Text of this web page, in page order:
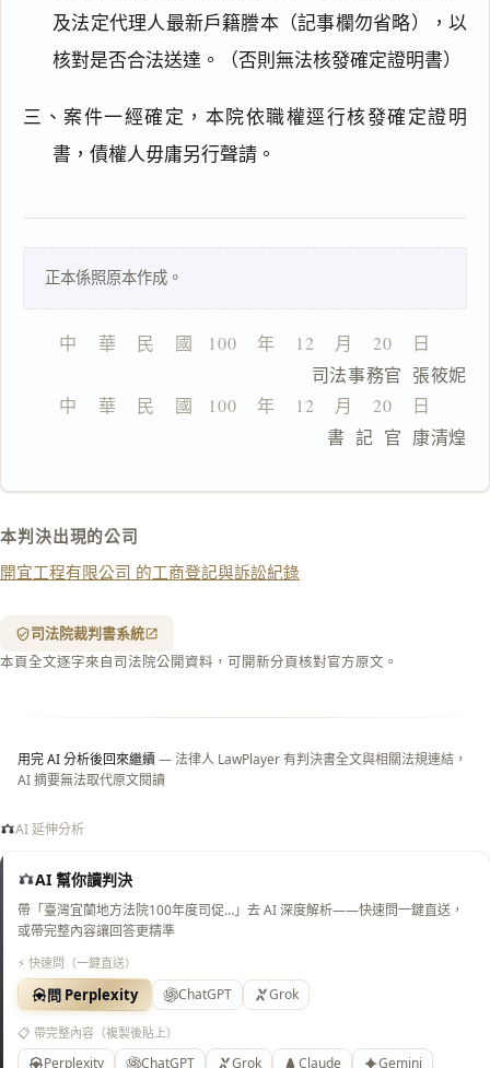
及法定代理人最新戶籍謄本（記事欄勿省略），以
核對是否合法送達。（否則無法核發確定證明書）
三、案件一經確定，本院依職權逕行核發確定證明
書，債權人毋庸另行聲請。
正本係照原本作成。
中    華    民    國   100    年    12    月    20    日
                      司法事務官  張筱妮
中    華    民    國   100    年    12    月    20    日
                      書  記  官  康清煌
本判決出現的公司
開宜工程有限公司 的工商登記與訴訟紀錄
司法院裁判書系統
本頁全文逐字來自司法院公開資料，可開新分頁核對官方原文。
用完 AI 分析後回來繼續— 法律人 LawPlayer 有判決書全文與相關法規連結，
AI 摘要無法取代原文閱讀
AI 延伸分析
AI 幫你讀判決
帶「臺灣宜蘭地方法院100年度司促…」去 AI 深度解析——快速問一鍵直送，
或帶完整內容讓回答更精準
⚡ 快速問（一鍵直送）
問 Perplexity ChatGPT Grok
📋 帶完整內容（複製後貼上）
Perplexity ChatGPT Grok Claude Gemini
閱讀 研究
複
文